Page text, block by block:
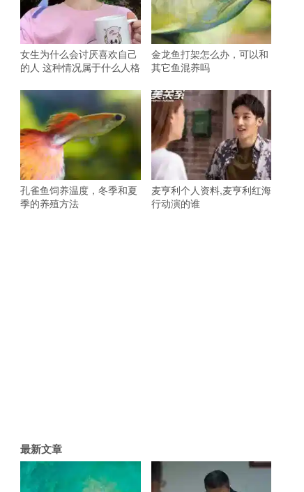
女生为什么会讨厌喜欢自己
的人 这种情况属于什么人格
金龙鱼打架怎么办，可以和
其它鱼混养吗
孔雀鱼饲养温度，冬季和夏
季的养殖方法
麦亨利个人资料,麦亨利红海
行动演的谁
最新文章